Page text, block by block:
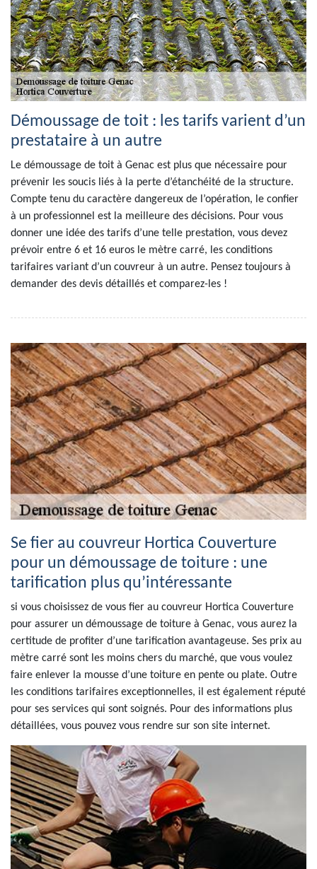
Démoussage de toit : les tarifs varient d’un
prestataire à un autre
Le démoussage de toit à Genac est plus que nécessaire pour
prévenir les soucis liés à la perte d’étanchéité de la structure.
Compte tenu du caractère dangereux de l’opération, le confier
à un professionnel est la meilleure des décisions. Pour vous
donner une idée des tarifs d’une telle prestation, vous devez
prévoir entre 6 et 16 euros le mètre carré, les conditions
tarifaires variant d’un couvreur à un autre. Pensez toujours à
demander des devis détaillés et comparez-les !
Se fier au couvreur Hortica Couverture
pour un démoussage de toiture : une
tarification plus qu’intéressante
si vous choisissez de vous fier au couvreur Hortica Couverture
pour assurer un démoussage de toiture à Genac, vous aurez la
certitude de profiter d’une tarification avantageuse. Ses prix au
mètre carré sont les moins chers du marché, que vous voulez
faire enlever la mousse d’une toiture en pente ou plate. Outre
les conditions tarifaires exceptionnelles, il est également réputé
pour ses services qui sont soignés. Pour des informations plus
détaillées, vous pouvez vous rendre sur son site internet.